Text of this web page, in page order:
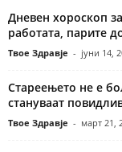
Дневен хороскоп
работата, парите
Твое Здравје - јуни 14,
Стареењето не е
стануваат
Твое Здравје - март 21,